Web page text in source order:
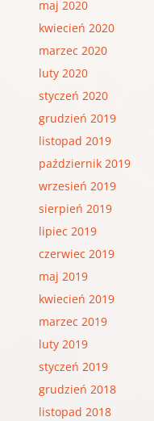
maj 2020
kwiecień 2020
marzec 2020
luty 2020
styczeń 2020
grudzień 2019
listopad 2019
październik 2019
wrzesień 2019
sierpień 2019
lipiec 2019
czerwiec 2019
maj 2019
kwiecień 2019
marzec 2019
luty 2019
styczeń 2019
grudzień 2018
listopad 2018